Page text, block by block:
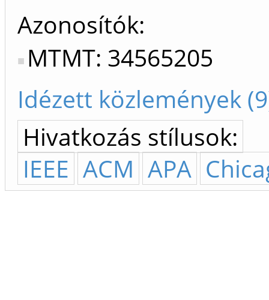
Azonosítók
MTMT: 34565205
Idézett közlemények
Hivatkozás stílusok:
IEEE ACM APA